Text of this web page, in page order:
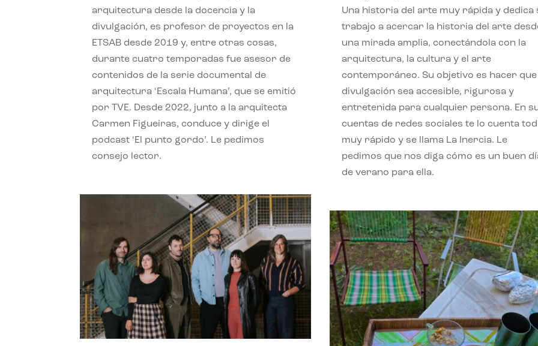
arquitectura desde la docencia y la
divulgación, es profesor de proyectos en la
ETSAB desde 2019 y, entre otras cosas,
durante cuatro temporadas fue asesor de
contenidos de la serie documental de
arquitectura ‘Escala Humana’, que se emitió
por TVE. Desde 2022, junto a la arquitecta
Carmen Figueiras, conduce y dirige el
podcast ‘El punto gordo’. Le pedimos
consejo lector.
Una historia del arte muy rápida y dedica
trabajo a acercar la historia del arte
una mirada amplia, conectándola con la
arquitectura, la cultura y el arte
contemporáneo. Su objetivo es hacer que
divulgación sea accesible, rigurosa y
entretenida para cualquier persona. En
cuentas de redes sociales te lo cuenta
muy rápido y se llama La Inercia. Le
pedimos que nos diga cómo es un buen
de verano para ella.